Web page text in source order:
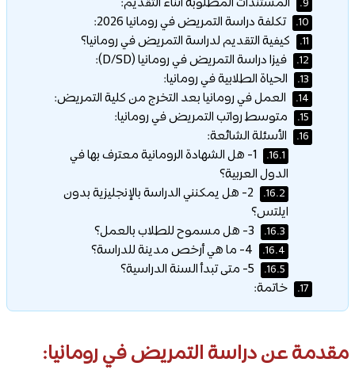
9. المستندات المطلوبة أثناء التقديم:
10. تكلفة دراسة التمريض في رومانيا 2026:
11. كيفية التقديم لدراسة التمريض في رومانيا؟
12. فيزا دراسة التمريض في رومانيا (D/SD):
13. الحياة الطلابية في رومانيا:
14. العمل في رومانيا بعد التخرج من كلية التمريض:
15. متوسط رواتب التمريض في رومانيا:
16. الأسئلة الشائعة:
16.1.
1- هل الشهادة الرومانية معترف بها في
الدول العربية؟
16.2.
2- هل يمكنني الدراسة بالإنجليزية بدون
ايلتس؟
16.3.
16.4.
16.5.
17. خاتمة:
مقدمة عن دراسة التمريض في رومانيا: